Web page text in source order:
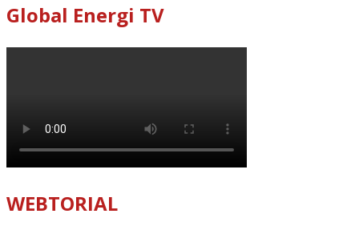
Global Energi TV
WEBTORIAL